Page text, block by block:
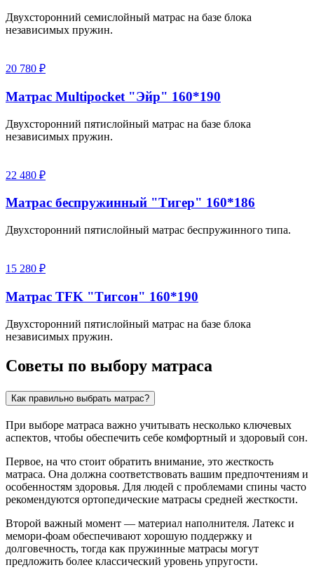
Двухсторонний семислойный матрас на базе блока
независимых пружин.
20 780 ₽
Матрас Multipocket "Эйр" 160*190
Двухсторонний пятислойный матрас на базе блока
независимых пружин.
22 480 ₽
Матрас беспружинный "Тигер" 160*186
Двухсторонний пятислойный матрас беспружинного типа.
15 280 ₽
Матрас TFK "Тигсон" 160*190
Двухсторонний пятислойный матрас на базе блока
независимых пружин.
Советы по выбору матраса
Как правильно выбрать матрас?
При выборе матраса важно учитывать несколько ключевых
аспектов, чтобы обеспечить себе комфортный и здоровый сон.
Первое, на что стоит обратить внимание, это жесткость
матраса. Она должна соответствовать вашим предпочтениям и
особенностям здоровья. Для людей с проблемами спины часто
рекомендуются ортопедические матрасы средней жесткости.
Второй важный момент — материал наполнителя. Латекс и
мемори-фоам обеспечивают хорошую поддержку и
долговечность, тогда как пружинные матрасы могут
предложить более классический уровень упругости.